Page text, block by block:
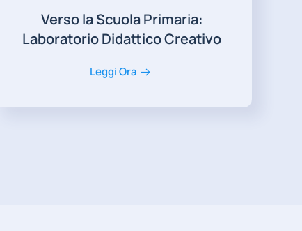
Verso la Scuola Primaria:
Laboratorio Didattico Creativo
Leggi Ora